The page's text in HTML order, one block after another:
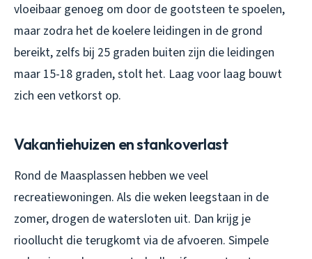
vloeibaar genoeg om door de gootsteen te spoelen,
maar zodra het de koelere leidingen in de grond
bereikt, zelfs bij 25 graden buiten zijn die leidingen
maar 15-18 graden, stolt het. Laag voor laag bouwt
zich een vetkorst op.
Vakantiehuizen en stankoverlast
Rond de Maasplassen hebben we veel
recreatiewoningen. Als die weken leegstaan in de
zomer, drogen de watersloten uit. Dan krijg je
rioollucht die terugkomt via de afvoeren. Simpele